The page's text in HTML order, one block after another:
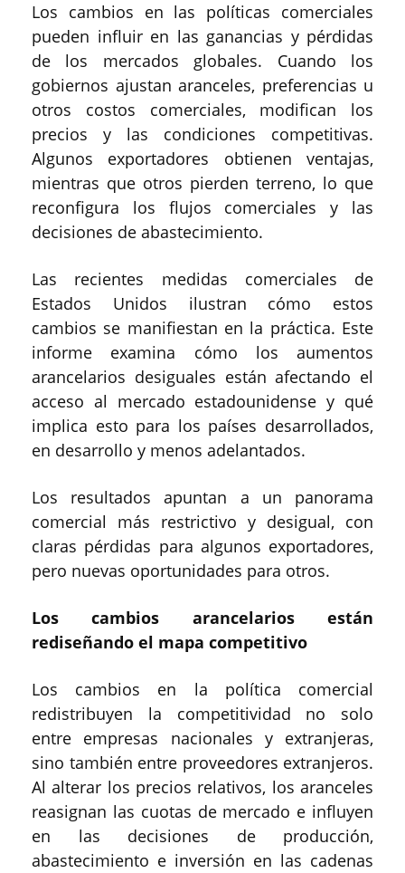
Los cambios en las políticas comerciales
pueden influir en las ganancias y pérdidas
de los mercados globales. Cuando los
gobiernos ajustan aranceles, preferencias u
otros costos comerciales, modifican los
precios y las condiciones competitivas.
Algunos exportadores obtienen ventajas,
mientras que otros pierden terreno, lo que
reconfigura los flujos comerciales y las
decisiones de abastecimiento.
Las recientes medidas comerciales de
Estados Unidos ilustran cómo estos
cambios se manifiestan en la práctica. Este
informe examina cómo los aumentos
arancelarios desiguales están afectando el
acceso al mercado estadounidense y qué
implica esto para los países desarrollados,
en desarrollo y menos adelantados.
Los resultados apuntan a un panorama
comercial más restrictivo y desigual, con
claras pérdidas para algunos exportadores,
pero nuevas oportunidades para otros.
Los cambios arancelarios están
rediseñando el mapa competitivo
Los cambios en la política comercial
redistribuyen la competitividad no solo
entre empresas nacionales y extranjeras,
sino también entre proveedores extranjeros.
Al alterar los precios relativos, los aranceles
reasignan las cuotas de mercado e influyen
en las decisiones de producción,
abastecimiento e inversión en las cadenas